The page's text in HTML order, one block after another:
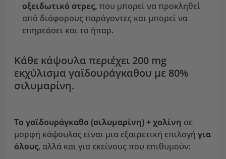
οξειδωτικό στρες, που μπορεί να προκληθεί
από διάφορους παράγοντες και μπορεί να
επηρεάσει και το ήπαρ.
Κάθε κάψουλα περιέχει 200 mg
εκχύλισμα γαϊδουράγκαθου με 80%
σιλυμαρίνη.
Το γαϊδουράγκαθο (σιλυμαρίνη) + χολίνη σε
μορφή κάψουλας είναι μια εξαιρετική επιλογή για
όλους, αλλά και για εκείνους που επιθυμούν: